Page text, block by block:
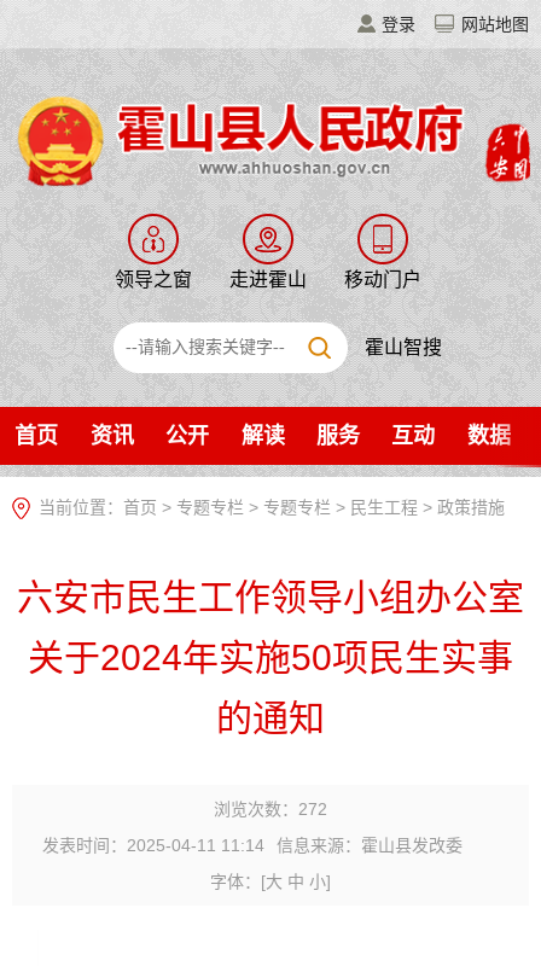
登录 网站地图
领导之窗 走进霍山 移动门户
霍山智搜
首页 资讯 公开 解读 服务 互动 数据
当前位置： 首页 > 专题专栏 > 专题专栏 > 民生工程 > 政策措施
六安市民生工作领导小组办公室
关于2024年实施50项民生实事
的通知
浏览次数： 272
发表时间：2025-04-11 11:14
信息来源：霍山县发改委
字体： [大 中 小]